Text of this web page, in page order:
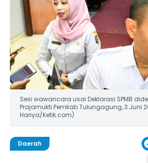
Sesi wawancara usai Deklarasi SPMB
Prajamukti Pemkab Tulungagung, 3 Juni
Hariya/Ketik.com)
Daerah